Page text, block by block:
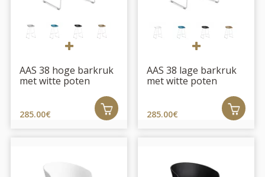
AAS 38 hoge barkruk
met witte poten
285.00€
AAS 38 lage barkruk
met witte poten
285.00€